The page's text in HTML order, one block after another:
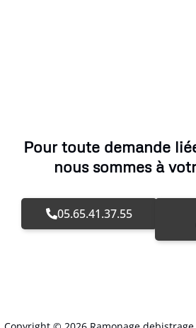
Pour toute demande
nous sommes à
05.65.41.37.55